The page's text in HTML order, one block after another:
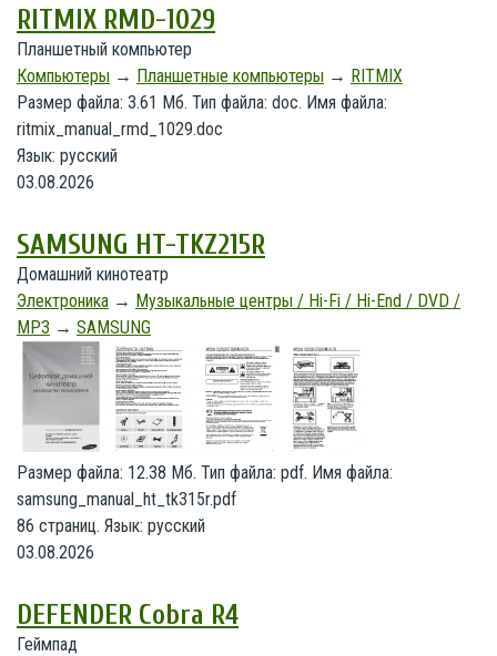
RITMIX RMD-1029
Планшетный компьютер
Компьютеры → Планшетные компьютеры → RITMIX
Размер файла: 3.61 Мб. Тип файла: doc. Имя файла:
ritmix_manual_rmd_1029.doc
Язык: русский
03.08.2026
SAMSUNG HT-TKZ215R
Домашний кинотеатр
Электроника → Музыкальные центры / Hi-Fi / Hi-End / DVD /
MP3 → SAMSUNG
Размер файла: 12.38 Мб. Тип файла: pdf. Имя файла:
samsung_manual_ht_tk315r.pdf
86 страниц. Язык: русский
03.08.2026
DEFENDER Cobra R4
Геймпад